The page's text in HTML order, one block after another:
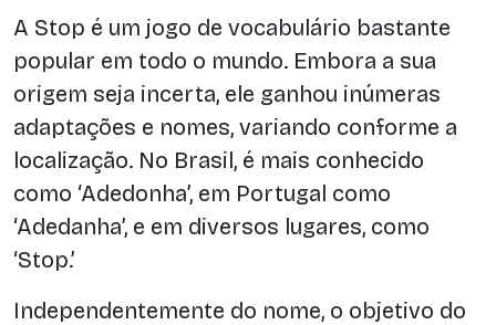
A Stop é um jogo de vocabulário bastante
popular em todo o mundo. Embora a sua
origem seja incerta, ele ganhou inúmeras
adaptações e nomes, variando conforme a
localização. No Brasil, é mais conhecido
como ‘Adedonha’, em Portugal como
‘Adedanha’, e em diversos lugares, como
‘Stop.’
Independentemente do nome, o objetivo do